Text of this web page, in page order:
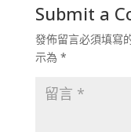
Submit a
發佈留言必須填寫
示為 *